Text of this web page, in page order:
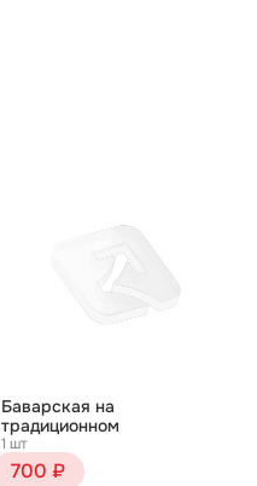
Баварская на
традиционном
1 шт
700 ₽